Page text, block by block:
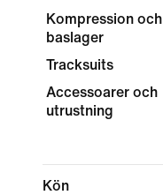
Kompression och
baslager
Tracksuits
Accessoarer och
utrustning
Kön